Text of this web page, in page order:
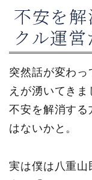
不安を
クル運営
突然話が変わ
えが湧いてき
不安を解消す
はないかと。
実は僕は八重山